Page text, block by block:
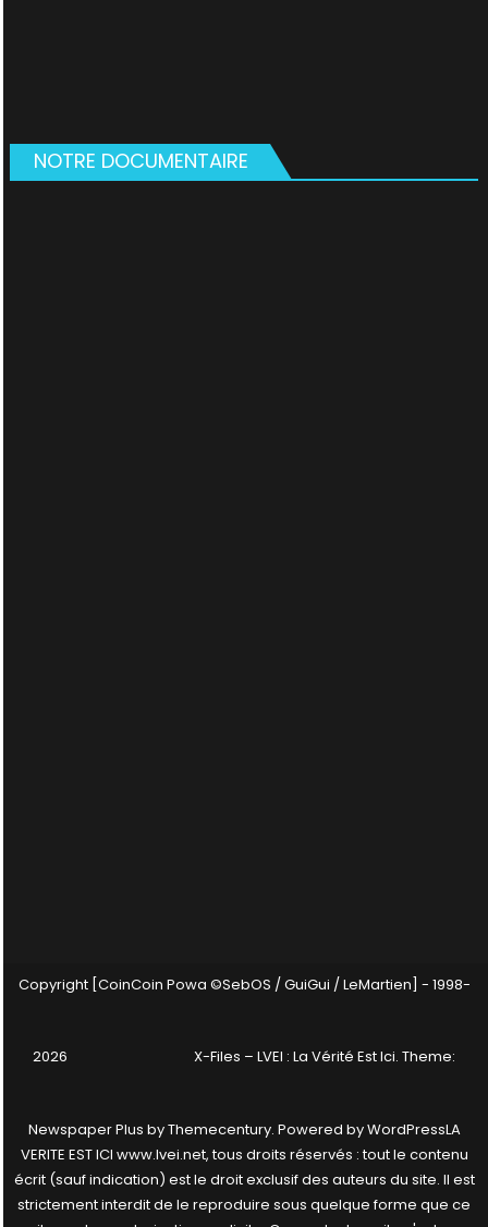
NOTRE DOCUMENTAIRE
Copyright [CoinCoin Powa ©SebOS / GuiGui / LeMartien] - 1998-
2026 X-Files – LVEI : La Vérité Est Ici. Theme:
Newspaper Plus byThemecentury. Powered byWordPressLA
VERITE EST ICI www.lvei.net, tous droits réservés : tout le contenu
écrit (sauf indication) est le droit exclusif des auteurs du site. Il est
strictement interdit de le reproduire sous quelque forme que ce